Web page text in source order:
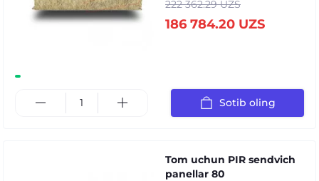
222 362.29 UZS
186 784.20 UZS
Sotib oling
Tom uchun PIR sendvich
panellar 80